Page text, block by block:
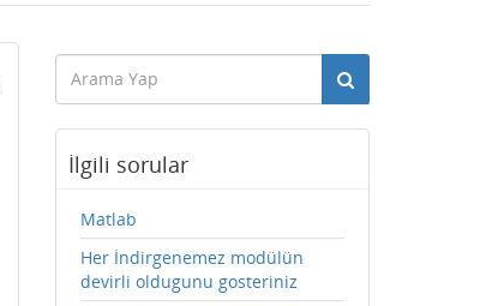
İlgili sorular
Matlab
Her İndirgenemez modülün
devirli oldugunu gosteriniz